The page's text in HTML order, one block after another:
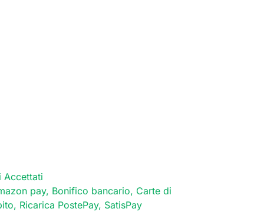
Accettati
pay, Bonifico bancario, Carte di
Ricarica PostePay, SatisPay